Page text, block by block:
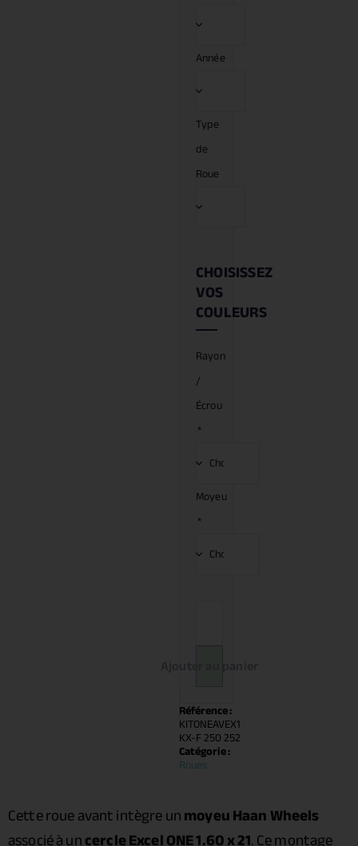
Année
Type
de
Roue
CHOISISSEZ
VOS
COULEURS
Rayon
/
Écrou
*
Moyeu
*
Référence :
KITONEAVEX1
KX-F 250 252
Catégorie :
Roues
Cette roue avant intègre unmoyeu Haan Wheels
associé à uncercle Excel ONE 1.60 x 21. Ce montage